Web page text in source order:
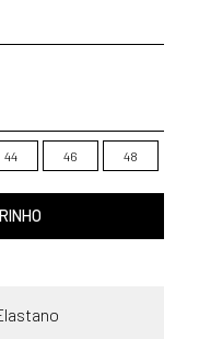
44 46 48